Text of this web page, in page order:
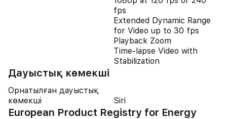
fps
Extended Dynamic Range
for Video up to 30 fps
Playback Zoom
Time-lapse Video with
Stabilization
Дауыстық көмекші
Орнатылған дауыстық
көмекші
Siri
European Product Registry for Energy